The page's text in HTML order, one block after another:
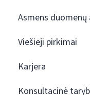
Asmens duomenų
Viešieji pirkimai
Karjera
Konsultacinė